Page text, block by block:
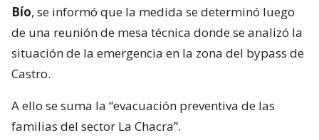
Bío, se informó que la medida se determinó luego
de una reunión de mesa técnica donde se analizó la
situación de la emergencia en la zona del bypass de
Castro.
A ello se suma la “evacuación preventiva de las
familias del sector La Chacra”.